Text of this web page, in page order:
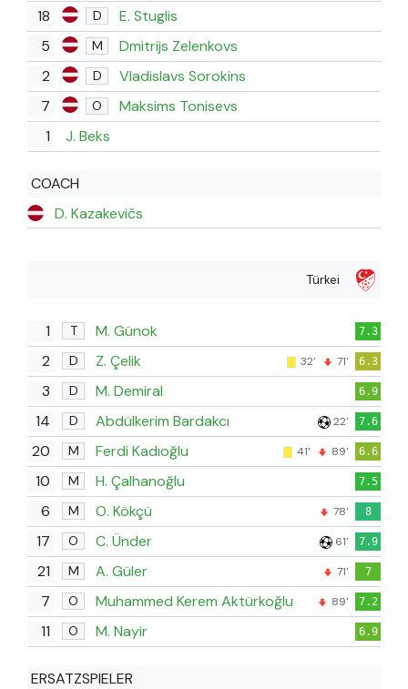
18
D
E. Stuglis
5
M
Dmitrijs Zelenkovs
2
D
Vladislavs Sorokins
7
O
Maksims Tonisevs
1
J. Beks
COACH
D. Kazakevičs
Türkei
1 T M. Günok 7.3
2 D Z. Çelik 32' 71' 6.3
3 D M. Demiral 6.9
14 D Abdülkerim Bardakcı 22' 7.6
20 M Ferdi Kadıoğlu 41' 89' 6.6
10 M H. Çalhanoğlu 7.5
6 M O. Kökçü 78' 8
17 O C. Ünder 61' 7.9
21 M A. Güler 71' 7
7 O Muhammed Kerem Aktürkoğlu 89' 7.2
11 O M. Nayir 6.9
ERSATZSPIELER